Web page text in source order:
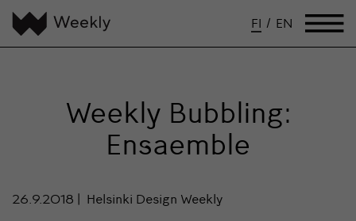
FI / EN
Weekly Bubbling:
Ensaemble
26.9.2018 Helsinki Design Weekly